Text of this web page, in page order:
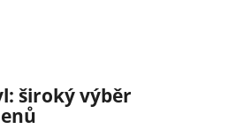
široký výběr